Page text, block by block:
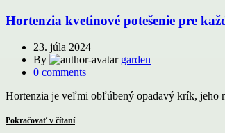
Hortenzia kvetinové potešenie pre
23. júla 2024
By
garden
0 comments
Hortenzia je veľmi obľúbený opadavý krík, jeho
Pokračovať v čítaní